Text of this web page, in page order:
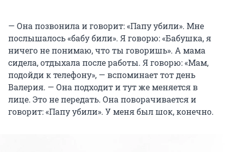
— Она позвонила и говорит: «Папу убили». Мне
послышалось «бабу били». Я говорю: «Бабушка, я
ничего не понимаю, что ты говоришь». А мама
сидела, отдыхала после работы. Я говорю: «Мам,
подойди к телефону», — вспоминает тот день
Валерия. — Она подходит и тут же меняется в
лице. Это не передать. Она поворачивается и
говорит: «Папу убили». У меня был шок, конечно.